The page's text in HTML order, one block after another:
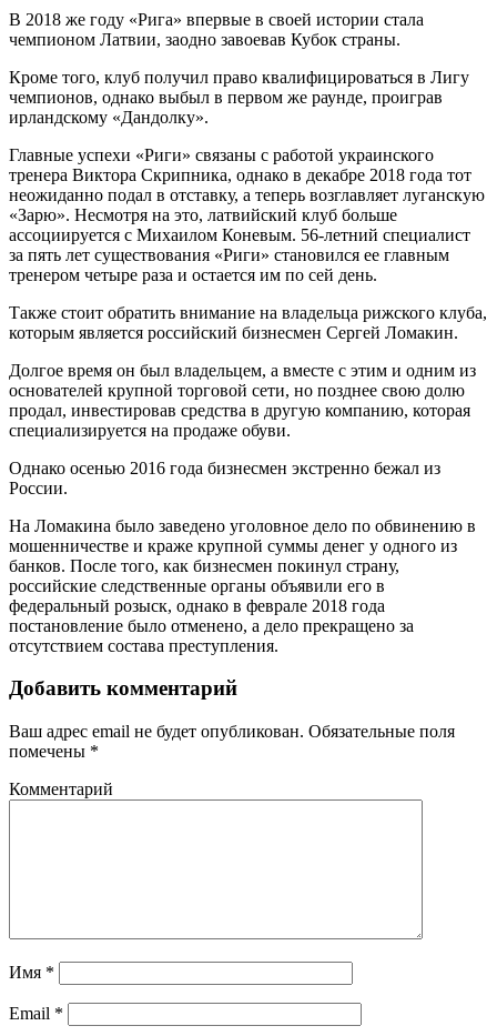
В 2018 же году «Рига» впервые в своей истории стала
чемпионом Латвии, заодно завоевав Кубок страны.
Кроме того, клуб получил право квалифицироваться в Лигу
чемпионов, однако выбыл в первом же раунде, проиграв
ирландскому «Дандолку».
Главные успехи «Риги» связаны с работой украинского
тренера Виктора Скрипника, однако в декабре 2018 года тот
неожиданно подал в отставку, а теперь возглавляет луганскую
«Зарю». Несмотря на это, латвийский клуб больше
ассоциируется с Михаилом Коневым. 56-летний специалист
за пять лет существования «Риги» становился ее главным
тренером четыре раза и остается им по сей день.
Также стоит обратить внимание на владельца рижского клуба,
которым является российский бизнесмен Сергей Ломакин.
Долгое время он был владельцем, а вместе с этим и одним из
основателей крупной торговой сети, но позднее свою долю
продал, инвестировав средства в другую компанию, которая
специализируется на продаже обуви.
Однако осенью 2016 года бизнесмен экстренно бежал из
России.
На Ломакина было заведено уголовное дело по обвинению в
мошенничестве и краже крупной суммы денег у одного из
банков. После того, как бизнесмен покинул страну,
российские следственные органы объявили его в
федеральный розыск, однако в феврале 2018 года
постановление было отменено, а дело прекращено за
отсутствием состава преступления.
Добавить комментарий
Ваш адрес email не будет опубликован. Обязательные поля
помечены *
Комментарий
Имя *
Email *